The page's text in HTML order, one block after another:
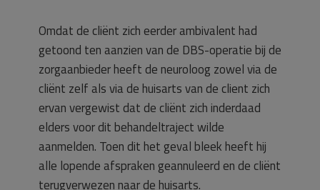
Omdat de cliënt zich eerder ambivalent had
getoond ten aanzien van de DBS-operatie bij de
zorgaanbieder heeft de neuroloog zowel via de
cliënt zelf als via de huisarts van de client zich
ervan vergewist dat de cliënt zich inderdaad
elders voor dit behandeltraject wilde
aanmelden. Toen dit het geval bleek heeft hij
alle lopende afspraken geannuleerd en de cliënt
terugverwezen naar de huisarts.